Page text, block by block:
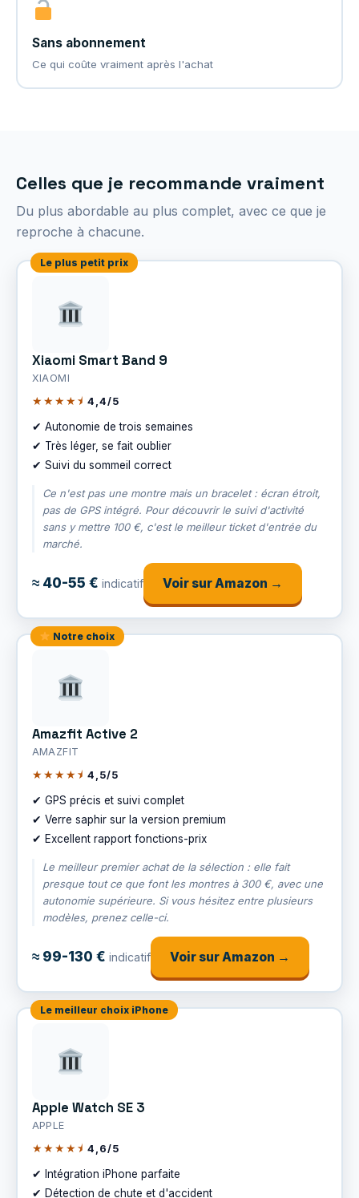
Sans abonnement
Ce qui coûte vraiment après l'achat
Celles que je recommande vraiment
Du plus abordable au plus complet, avec ce que je
reproche à chacune.
Le plus petit prix
Xiaomi Smart Band 9
XIAOMI
★★★★⯨ 4,4/5
✔ Autonomie de trois semaines
✔ Très léger, se fait oublier
✔ Suivi du sommeil correct
Ce n'est pas une montre mais un bracelet : écran étroit,
pas de GPS intégré. Pour découvrir le suivi d'activité
sans y mettre 100 €, c'est le meilleur ticket d'entrée du
marché.
≈ 40-55 € indicatif Voir sur Amazon →
Notre choix
Amazfit Active 2
AMAZFIT
★★★★⯨ 4,5/5
✔ GPS précis et suivi complet
✔ Verre saphir sur la version premium
✔ Excellent rapport fonctions-prix
Le meilleur premier achat de la sélection : elle fait
presque tout ce que font les montres à 300 €, avec une
autonomie supérieure. Si vous hésitez entre plusieurs
modèles, prenez celle-ci.
≈ 99-130 € indicatif Voir sur Amazon →
Le meilleur choix iPhone
Apple Watch SE 3
APPLE
★★★★⯨ 4,6/5
✔ Intégration iPhone parfaite
✔ Détection de chute et d'accident